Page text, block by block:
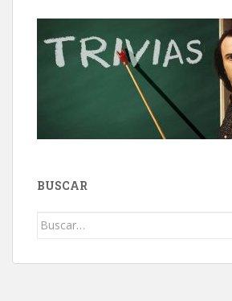
BUSCAR
Buscar: